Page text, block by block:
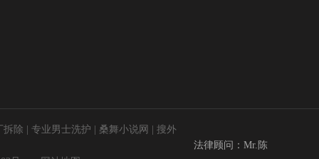
拆除 专业男士洗护 桑舞小说网 搜外
法律顾问：Mr.陈